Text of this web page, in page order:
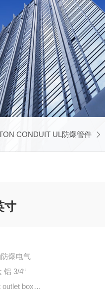
CONDUIT UL防爆管件
寸
爆电气
铝 3/4“
box